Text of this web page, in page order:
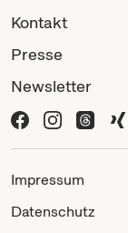
Kontakt
Presse
Newsletter
Impressum
Datenschutz